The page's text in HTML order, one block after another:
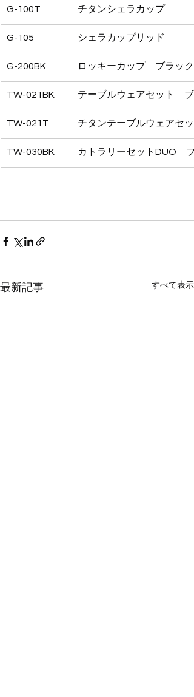
G-100T チタンシェラカップ
G-105 シェラカップリッド
G-200BK ロッキーカップ　ブラック
TW-021BK テーブルウェアセット　ブ
TW-021T チタンテーブルウェアセッ
TW-030BK カトラリーセットDUO　
最新記事 すべて表示